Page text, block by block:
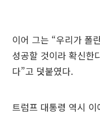
이어 그는 “우리가 폴
성공할 것이라 확신한
다”고 덧붙였다.
트럼프 대통령 역시